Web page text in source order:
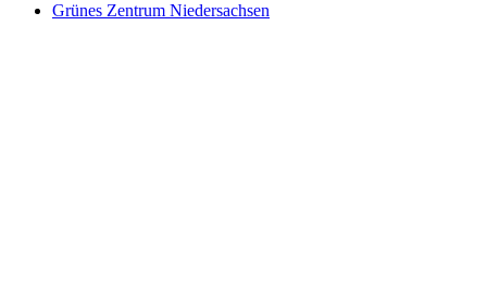
Grünes Zentrum Niedersachsen